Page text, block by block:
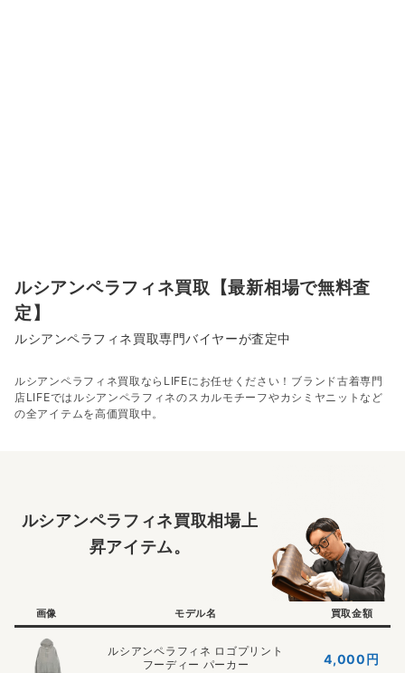
ルシアンペラフィネ買取【最新相場で無料査
定】
ルシアンペラフィネ買取専門バイヤーが査定中
ルシアンペラフィネ買取ならLIFEにお任せください！ブランド古着専門
店LIFEではルシアンペラフィネのスカルモチーフやカシミヤニットなど
の全アイテムを高価買取中。
ルシアンペラフィネ買取相場上
昇アイテム。
画像 モデル名 買取金額
ルシアンペラフィネ ロゴプリント
フーディー パーカー
4,000円